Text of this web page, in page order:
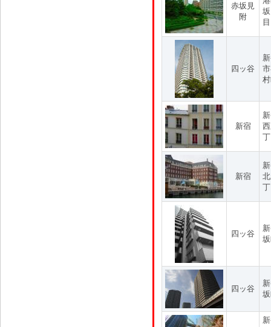
赤坂見
附
目
四ッ谷
新宿
新宿
四ッ谷
四ッ谷